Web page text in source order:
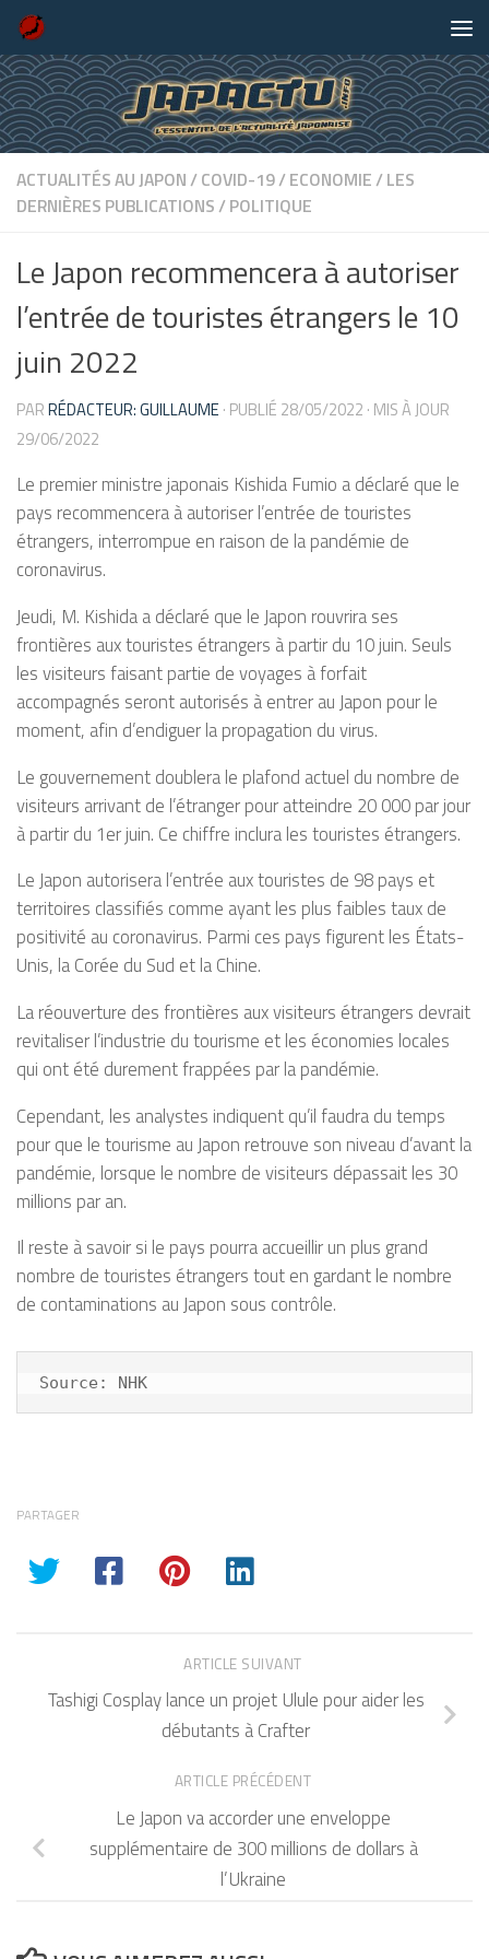
Skip to content
ACTUALITÉS AU JAPON/COVID-19/ECONOMIE/LES
DERNIÈRES PUBLICATIONS/POLITIQUE
Le Japon recommencera à autoriser
l’entrée de touristes étrangers le 10
juin 2022
PARRÉDACTEUR: GUILLAUME · PUBLIÉ 28/05/2022 · MIS À JOUR
29/06/2022
Le premier ministre japonais Kishida Fumio a déclaré que le
pays recommencera à autoriser l’entrée de touristes
étrangers, interrompue en raison de la pandémie de
coronavirus.
Jeudi, M. Kishida a déclaré que le Japon rouvrira ses
frontières aux touristes étrangers à partir du 10 juin. Seuls
les visiteurs faisant partie de voyages à forfait
accompagnés seront autorisés à entrer au Japon pour le
moment, afin d’endiguer la propagation du virus.
Le gouvernement doublera le plafond actuel du nombre de
visiteurs arrivant de l’étranger pour atteindre 20 000 par jour
à partir du 1er juin. Ce chiffre inclura les touristes étrangers.
Le Japon autorisera l’entrée aux touristes de 98 pays et
territoires classifiés comme ayant les plus faibles taux de
positivité au coronavirus. Parmi ces pays figurent les États-
Unis, la Corée du Sud et la Chine.
La réouverture des frontières aux visiteurs étrangers devrait
revitaliser l’industrie du tourisme et les économies locales
qui ont été durement frappées par la pandémie.
Cependant, les analystes indiquent qu’il faudra du temps
pour que le tourisme au Japon retrouve son niveau d’avant la
pandémie, lorsque le nombre de visiteurs dépassait les 30
millions par an.
Il reste à savoir si le pays pourra accueillir un plus grand
nombre de touristes étrangers tout en gardant le nombre
de contaminations au Japon sous contrôle.
Source: NHK
PARTAGER
ARTICLE SUIVANT
Tashigi Cosplay lance un projet Ulule pour aider les
débutants à Crafter
ARTICLE PRÉCÉDENT
Le Japon va accorder une enveloppe
supplémentaire de 300 millions de dollars à
l’Ukraine